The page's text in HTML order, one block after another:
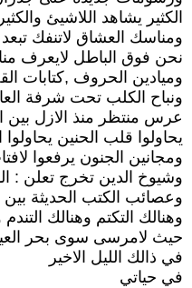
الكثير يشاهد اللاشيئ
ومناسك العشاق لاتنفك
نحن فوق الباطل لايعرف
وميادين الحروف ,كتابات
ونباح الكلب تحت شرفة
عرس منتظر منذ الازل
يحاولوا قلب الحنين
ومجانين الجنون يرفعوا
وشيوخ الدين تخرج تعلن :
وعصائب الكتب الحديثة
وهنالك التكتم وهنالك
حيث لامرسى سوى بحر
في ذالك الليل الاخير
في حياتي